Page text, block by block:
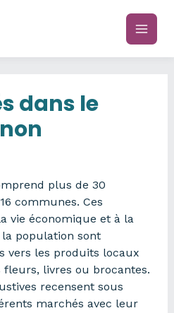
main
dans le
plus de 30
communes. Ces
vie économique et à la
population sont
vers les produits locaux
fleurs, livres ou brocantes.
recensent sous
marchés avec leur